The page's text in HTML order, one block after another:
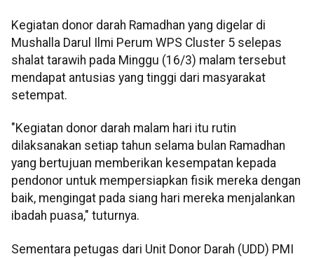
Kegiatan donor darah Ramadhan yang digelar di
Mushalla Darul Ilmi Perum WPS Cluster 5 selepas
shalat tarawih pada Minggu (16/3) malam tersebut
mendapat antusias yang tinggi dari masyarakat
setempat.
"Kegiatan donor darah malam hari itu rutin
dilaksanakan setiap tahun selama bulan Ramadhan
yang bertujuan memberikan kesempatan kepada
pendonor untuk mempersiapkan fisik mereka dengan
baik, mengingat pada siang hari mereka menjalankan
ibadah puasa," tuturnya.
Sementara petugas dari Unit Donor Darah (UDD) PMI